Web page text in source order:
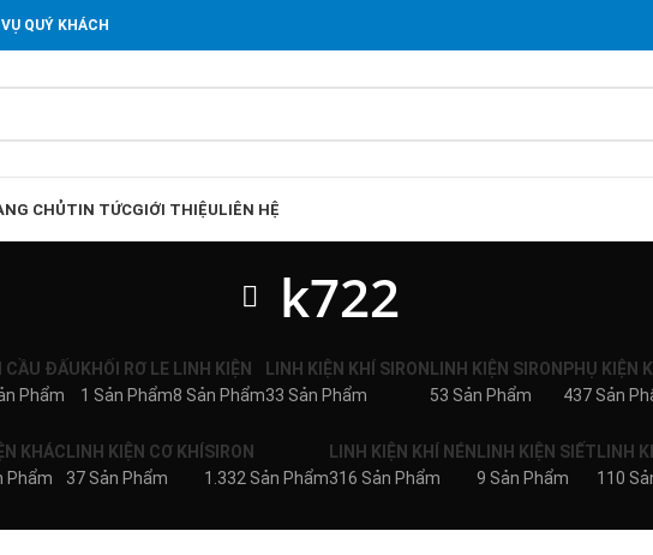
QUÝ KHÁCH
CHỦTIN TỨCGIỚI THIỆULIÊN HỆ
k722
CẦU ĐẤU
Phẩm
KHỐI RƠ LE
1 Sản Phẩm
LINH KIỆN
8 Sản Phẩm
LINH KIỆN KHÍ SIRON
33 Sản Phẩm
LINH KIỆN SIRON
53 Sản Phẩm
PHỤ KIỆN
437 Sản
KHÁC
Phẩm
LINH KIỆN CƠ KHÍ
37 Sản Phẩm
SIRON
1.332 Sản Phẩm
LINH KIỆN KHÍ NÉN
316 Sản Phẩm
LINH KIỆN SIẾT
9 Sản Phẩm
LINH
110